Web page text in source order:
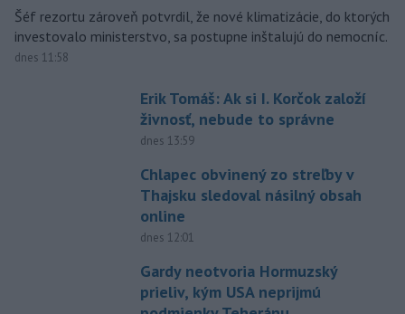
Šéf rezortu zároveň potvrdil, že nové klimatizácie, do ktorých
investovalo ministerstvo, sa postupne inštalujú do nemocníc.
dnes 11:58
Erik Tomáš: Ak si I. Korčok založí
živnosť, nebude to správne
dnes 13:59
Chlapec obvinený zo streľby v
Thajsku sledoval násilný obsah
online
dnes 12:01
Gardy neotvoria Hormuzský
prieliv, kým USA neprijmú